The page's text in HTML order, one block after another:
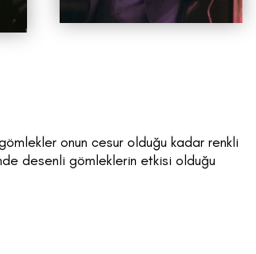
onun cesur olduğu kadar renkli
desenli gömleklerin etkisi olduğu